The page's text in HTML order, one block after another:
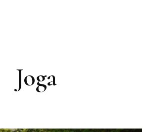
Joga